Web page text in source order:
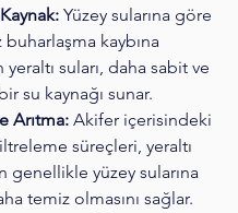
Yüzey sularına göre
buharlaşma kaybına
yeraltı suları, daha sabit ve
su kaynağı sunar.
Arıtma: Akifer içerisindeki
süreçleri, yeraltı
genellikle yüzey sularına
temiz olmasını sağlar.